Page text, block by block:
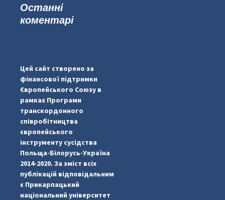
pimrec_project
Останні
коментарі
Цей сайт створено за
фінансової підтримки
Європейського Союзу в
рамках Програми
транскордонного
співробітництва
європейського
інструменту сусідства
Польща-Білорусь-Україна
2014-2020. За зміст всіх
публікацій відповідальним
є Прикарпацький
національний університет